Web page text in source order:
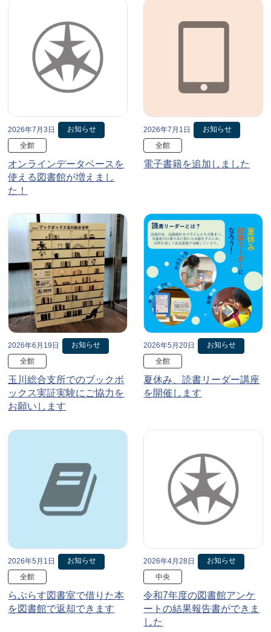
2026年7月3日
お知らせ
全館
オンラインデータベースを
使える図書館が増えまし
た！
2026年7月1日
お知らせ
全館
電子書籍を追加しました
2026年6月19日
お知らせ
全館
玉川総合支所でのブックボ
ックス実証実験にご協力を
お願いします
2026年5月20日
お知らせ
全館
夏休み、読書リーダー講座
を開催します
2026年5月1日
お知らせ
全館
らぷらす図書室で借りた本
を図書館で返却できます
2026年4月28日
お知らせ
中央
令和7年度の図書館アンケ
ートの結果報告書ができま
した